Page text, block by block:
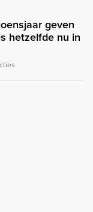
geven
hetzelfde nu in